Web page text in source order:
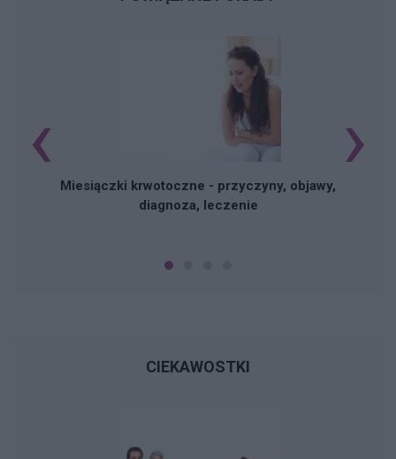
Miesiączki krwotoczne - przyczyny, objawy,
diagnoza, leczenie
‹ ›
CIEKAWOSTKI